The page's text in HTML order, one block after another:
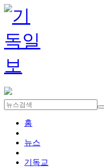
홈
뉴스
기독교